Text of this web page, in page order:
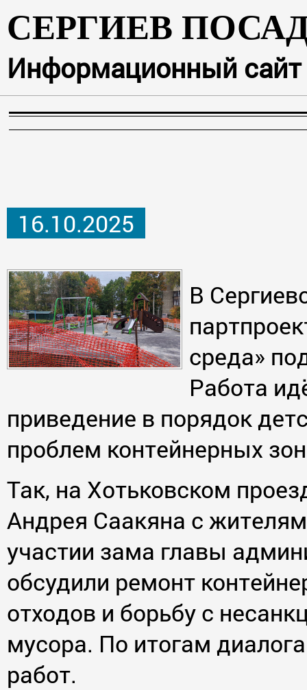
СЕРГИЕВ
Информационный сайт
16.10.2025
В
среда»
Работа
приведение в порядок
проблем контейнерных
Так, на Хотьковском
Андрея Саакяна с
участии зама главы
обсудили ремонт
отходов и борьбу с
мусора. По итогам
работ.